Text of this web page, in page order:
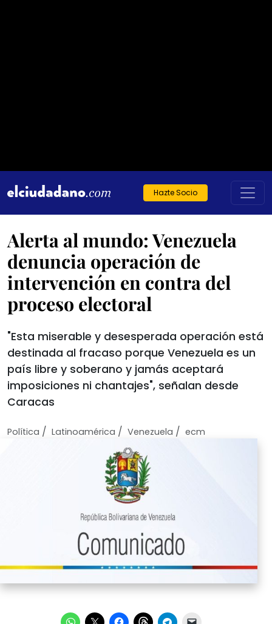
Hazte Socio
Alerta al mundo: Venezuela
denuncia operación de
intervención en contra del
proceso electoral
"Esta miserable y desesperada operación está
destinada al fracaso porque Venezuela es un
país libre y soberano y jamás aceptará
imposiciones ni chantajes", señalan desde
Caracas
Política / Latinoamérica / Venezuela / ecm